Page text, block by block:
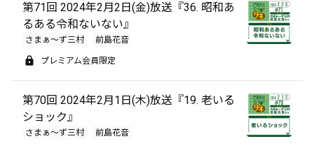
第71回 2024年2月2日(金)放送『36. 昭和あ
るある令和ないない』
さまぁ～ず三村 前島花音
プレミアム会員限定
第70回 2024年2月1日(木)放送『19. 老いる
ショック』
さまぁ～ず三村 前島花音